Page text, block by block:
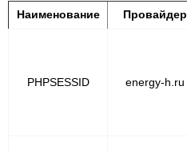
Наименование Провайдер
PHPSESSID energy-h.ru